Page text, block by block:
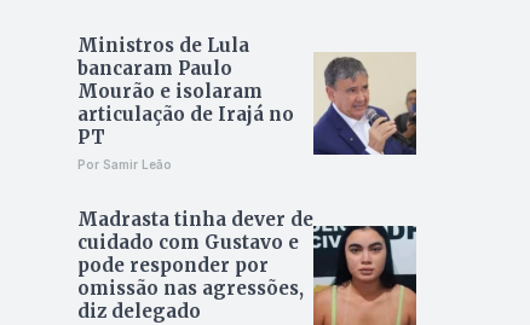
Ministros de Lula
bancaram Paulo
Mourão e isolaram
articulação de Irajá no
PT
Por Samir Leão
Madrasta tinha dever de
cuidado com Gustavo e
pode responder por
omissão nas agressões,
diz delegado